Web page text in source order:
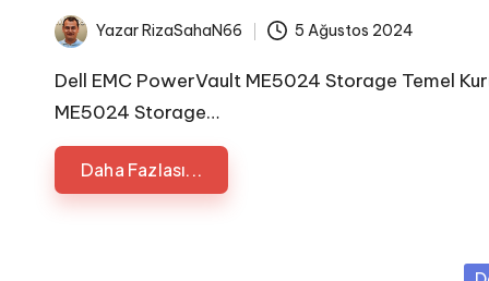
Posted
by
Yazar RizaSahaN66 5 Ağustos 2024
Dell EMC PowerVault ME5024 Storage Temel
ME5024 Storage…
Daha Fazlası...